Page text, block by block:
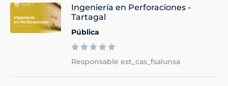
Ingeniería en Perforaciones -
Tartagal
Pública
Responsable est_cas_fsalunsa